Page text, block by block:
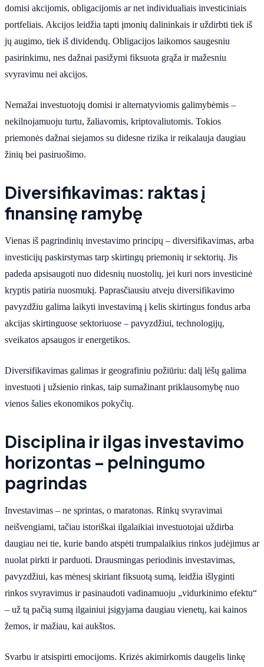
domisi akcijomis, obligacijomis ar net individualiais investiciniais
portfeliais. Akcijos leidžia tapti įmonių dalininkais ir uždirbti tiek iš
jų augimo, tiek iš dividendų. Obligacijos laikomos saugesniu
pasirinkimu, nes dažnai pasižymi fiksuota grąža ir mažesniu
svyravimu nei akcijos.
Nemažai investuotojų domisi ir alternatyviomis galimybėmis –
nekilnojamuoju turtu, žaliavomis, kriptovaliutomis. Tokios
priemonės dažnai siejamos su didesne rizika ir reikalauja daugiau
žinių bei pasiruošimo.
Diversifikavimas: raktas į
finansinę ramybę
Vienas iš pagrindinių investavimo principų – diversifikavimas, arba
investicijų paskirstymas tarp skirtingų priemonių ir sektorių. Jis
padeda apsisaugoti nuo didesnių nuostolių, jei kuri nors investicinė
kryptis patiria nuosmukį. Paprasčiausiu atveju diversifikavimo
pavyzdžiu galima laikyti investavimą į kelis skirtingus fondus arba
akcijas skirtinguose sektoriuose – pavyzdžiui, technologijų,
sveikatos apsaugos ir energetikos.
Diversifikavimas galimas ir geografiniu požiūriu: dalį lėšų galima
investuoti į užsienio rinkas, taip sumažinant priklausomybę nuo
vienos šalies ekonomikos pokyčių.
Disciplina ir ilgas investavimo
horizontas – pelningumo
pagrindas
Investavimas – ne sprintas, o maratonas. Rinkų svyravimai
neišvengiami, tačiau istoriškai ilgalaikiai investuotojai uždirba
daugiau nei tie, kurie bando atspėti trumpalaikius rinkos judėjimus ar
nuolat pirkti ir parduoti. Drausmingas periodinis investavimas,
pavyzdžiui, kas mėnesį skiriant fiksuotą sumą, leidžia išlyginti
rinkos svyravimus ir pasinaudoti vadinamuoju „vidurkinimo efektu“
– už tą pačią sumą ilgainiui įsigyjama daugiau vienetų, kai kainos
žemos, ir mažiau, kai aukštos.
Svarbu ir atsispirti emocijoms. Krizės akimirkomis daugelis linkę